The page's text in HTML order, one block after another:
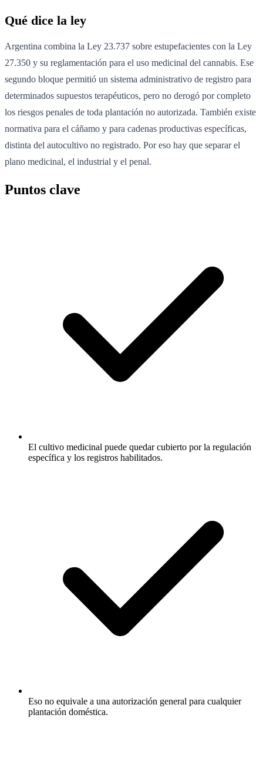
Qué dice la ley
Argentina combina la Ley 23.737 sobre estupefacientes con la Ley
27.350 y su reglamentación para el uso medicinal del cannabis. Ese
segundo bloque permitió un sistema administrativo de registro para
determinados supuestos terapéuticos, pero no derogó por completo
los riesgos penales de toda plantación no autorizada. También existe
normativa para el cáñamo y para cadenas productivas específicas,
distinta del autocultivo no registrado. Por eso hay que separar el
plano medicinal, el industrial y el penal.
Puntos clave
El cultivo medicinal puede quedar cubierto por la regulación
específica y los registros habilitados.
Eso no equivale a una autorización general para cualquier
plantación doméstica.